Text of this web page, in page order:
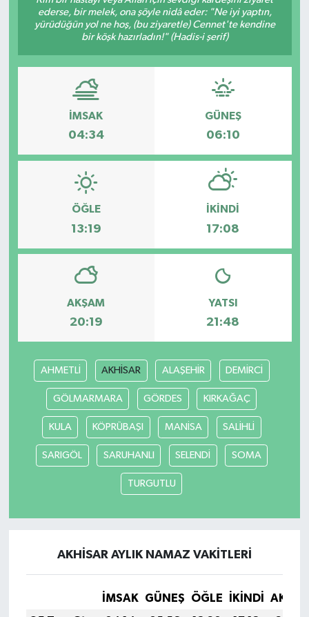
ederse, bir melek, ona şöyle nidâ eder: "Ne iyi yaptın,
yürüdüğün yol ne hoş, (bu ziyaretle) Cennet'te kendine
bir köşk hazırladın!" (Hadis-i şerif)
İMSAK
04:34
GÜNEŞ
06:10
ÖĞLE
13:19
İKINDI
17:08
AKŞAM
20:19
YATSI
21:48
AHMETLİ AKHİSAR ALAŞEHİR DEMİRCİ
GÖLMARMARA GÖRDES KIRKAĞAÇ
KULA KÖPRÜBAŞI MANİSA SALİHLİ
SARIGÖL SARUHANLI SELENDİ SOMA
TURGUTLU
AKHİSAR AYLIK NAMAZ VAKITLERI
İMSAK GÜNEŞ ÖĞLE İKINDI